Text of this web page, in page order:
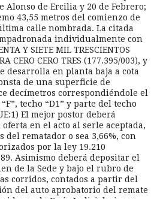
Alonso de Ercilia y 20 de Febrero;
43,55 metros del comienzo de
calle nombrada. La citada
individualmente con
Y SIETE MIL TRESCIENTOS
CERO CERO TRES (177.395/003), y
desarrolla en planta baja a cota
de una superficie de
decímetros correspondiéndole el
techo “D1” y parte del techo
El mejor postor deberá
en el acto al serle aceptada,
del rematador o sea 3,66%, con
por la ley 19.210
Asimismo deberá depositar el
de la Sede y bajo el rubro de
corridos, contados a partir del
del auto aprobatorio del remate